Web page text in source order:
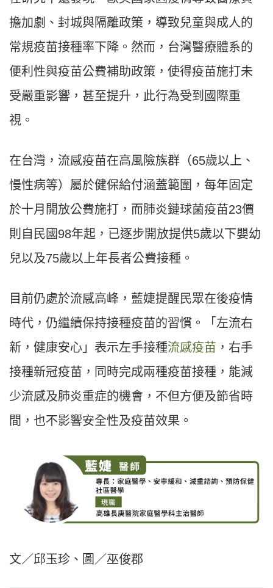
擔加劇、封城與隔離政策，導致兒童與成人的
常規疫苗接種率下降。然而，台灣醫療體系的
便利性與疫苗公費補助政策，使得疫苗施打未
受嚴重影響，甚至提升，此行為受到國際重
視。
在台灣，流感疫苗在高風險族群（65歲以上、
慢性病等）屬於健保給付涵蓋範圍，每年固定
於十月開放公費施打，而肺炎鏈球菌疫苗23價
則自民國98年起，已逐步開放提供5歲以下嬰幼
兒以及75歲以上年長者公費接種。
目前仍處於流感高峰，藍婕提醒民眾在後疫情
時代，仍繼續保持接種疫苗的習慣。「左流右
新，健康安心」表示左手接種流感疫苗 ，右手
接種新冠疫苗，同時完成兩種疫苗接種，能減
少流感及肺炎重症的機會，不但方便及節省時
間，也不影響安全性及疫苗效果。
文／邱玉珍、圖／巫俊郡